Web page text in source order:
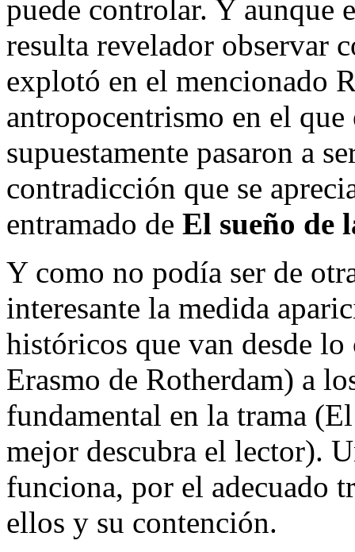
puede controlar. Y aunque
resulta revelador observar
explotó en el mencionado
antropocentrismo en el
supuestamente pasaron a
contradicción que se
entramado de El sueño de
Y como no podía ser de
interesante la medida
históricos que van desde
Erasmo de Rotherdam) a
fundamental en la trama
mejor descubra el lector).
funciona, por el adecuado
ellos y su contención.